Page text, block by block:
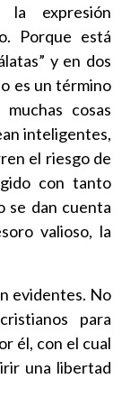
expresión
Porque está
y en dos
es un término
cosas
inteligentes,
el riesgo de
con tanto
se dan cuenta
valioso, la
evidentes. No
para
él, con el cual
una libertad